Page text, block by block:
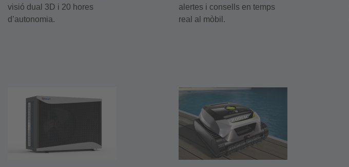
visió dual 3D i 20 hores
d’autonomia.
alertes i consells en temps
real al mòbil.